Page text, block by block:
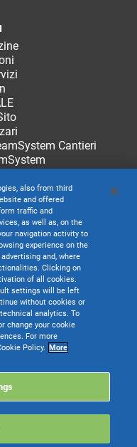
Cantieri
all’attività di direzione e
- Cap. Soc. € 24.000.000 I.v. -
01035310414
also from third
and offered
traffic and
as well as, on the
navigation activity to
experience on the
and, where
Clicking on
of all cookies.
settings will be left
without cookies or
analytics. To
change your cookie
For more
Policy. More